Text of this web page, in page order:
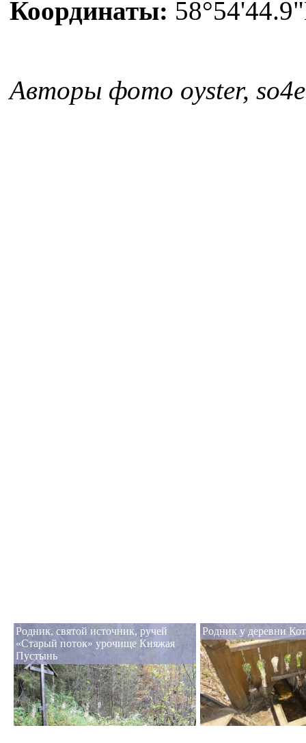
Координаты:
Авторы фото oyster,
Родник, святой источник, ручей
«Старый поток» урочище Княжая
Пустынь
Родник у деревни